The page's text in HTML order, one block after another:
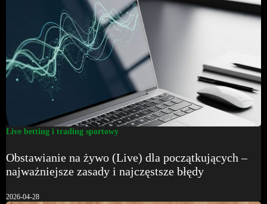
Live betting i trading sportowy
Obstawianie na żywo (Live) dla początkujących –
najważniejsze zasady i najczęstsze błędy
2026-04-28